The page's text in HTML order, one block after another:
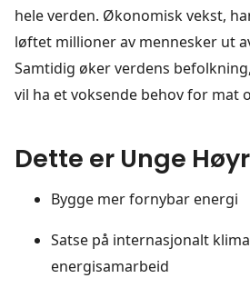
hele verden. Økonomisk vekst,
løftet millioner av mennesker ut
Samtidig øker verdens
vil ha et voksende behov for mat
Dette er Unge
Bygge mer fornybar energi
Satse på internasjonalt
energisamarbeid